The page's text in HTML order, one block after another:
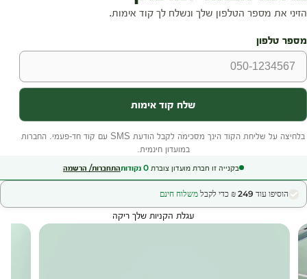
בקנייה זו חברת מועדון צוברת 0 נקודותהתחברות/ הרשמה
הוסיפו עוד 249 ₪ כדי לקבל משלוח חינם
עגלת הקניות שלך ריקה